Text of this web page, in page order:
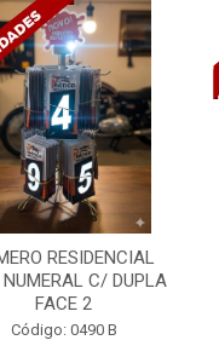
RESIDENCIAL
C/ DUPLA
FACE 2
Código: 0490 B